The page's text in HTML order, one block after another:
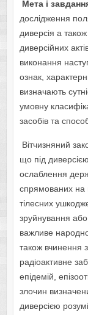
Мета і
дослідження
диверсія а
диверсійних
виконання
ознак,
визначають
умовну
засобів та
Вітчизняний
що під
ослаблення
спрямованих на
тілесних
зруйнування
важливе
також вчинення
радіоактивне
епідемій,
злочин
диверсією